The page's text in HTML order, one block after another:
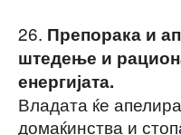
26. Препорака и
штедење и
енергијата.
Владата ќе
домаќинства и